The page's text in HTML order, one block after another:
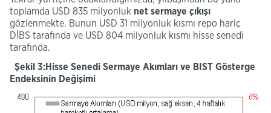
toplamda USD 835 milyonluk net sermaye çıkışı
gözlenmekte. Bunun USD 31 milyonluk kısmı repo hariç
DİBS tarafında ve USD 804 milyonluk kısmı hisse senedi
tarafında.
Şekil 3:Hisse Senedi Sermaye Akımları ve BIST Gösterge
Endeksinin Değişimi